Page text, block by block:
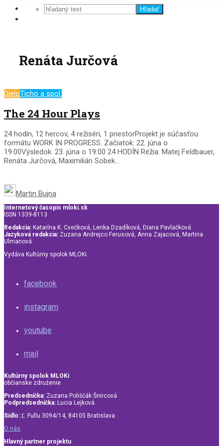
Hľadať
Renáta Jurčová
DieloTicho a spol.
The 24 Hour Plays
24 hodín, 12 hercov, 4 režiséri, 1 priestorProjekt je súčasťou
formátu WORK IN PROGRESS. Začiatok: 22. júna o
19:00Výsledok: 23. júna o 19:00 24 HODÍN Réžia: Matej Feldbauer,
Renáta Jurčová, Maximilián Sobek...
Martin Bujna
Internetový časopis mloki.sk
ISSN 1339-8113
Redakcia: Katarína K. Cvečková, Lenka Dzadíková, Diana Pavlačková
Jazyková redakcia: Zuzana Andrejco Ferusová, Anna Zajacová, Martina
Ulmanová
Vydáva Kultúrny spolok MLOKi.
facebook
instagram
youtube
mail
Kultúrny spolok MLOKi
občianske združenie
Predsedníčka: Zuzana Poliščák Šnircová
Podpredsedníčka: Lucia Lejková
Sídlo: Ľ. Fullu 3094/14, 84105 Bratislava
O nás
Hlavný partner projektu